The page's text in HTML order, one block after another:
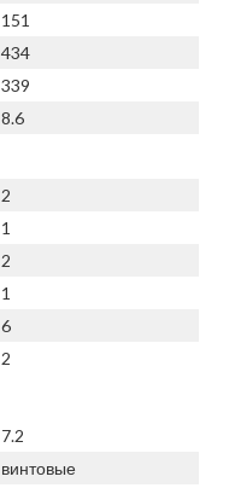
151
434
339
8.6
2
1
2
1
6
2
7.2
винтовые